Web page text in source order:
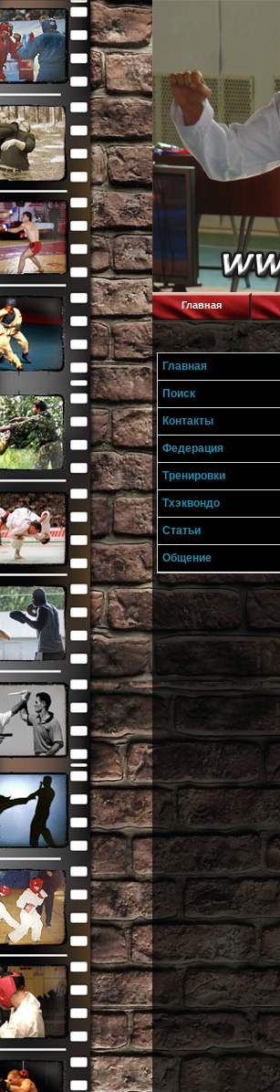
Главная
Главная
Поиск
Контакты
Федерация
Тренировки
Тхэквондо
Статьи
Общение